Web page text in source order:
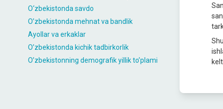
O‘zbekistondа sаvdo
O’zbekistonda mehnat va bandlik
Ayollar va erkaklar
O’zbekistonda kichik tadbirkorlik
O’zbekistonning demografik yillik to’plami